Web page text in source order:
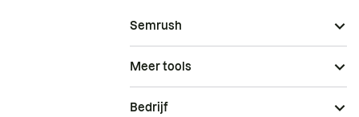
Semrush
Meer tools
Bedrijf